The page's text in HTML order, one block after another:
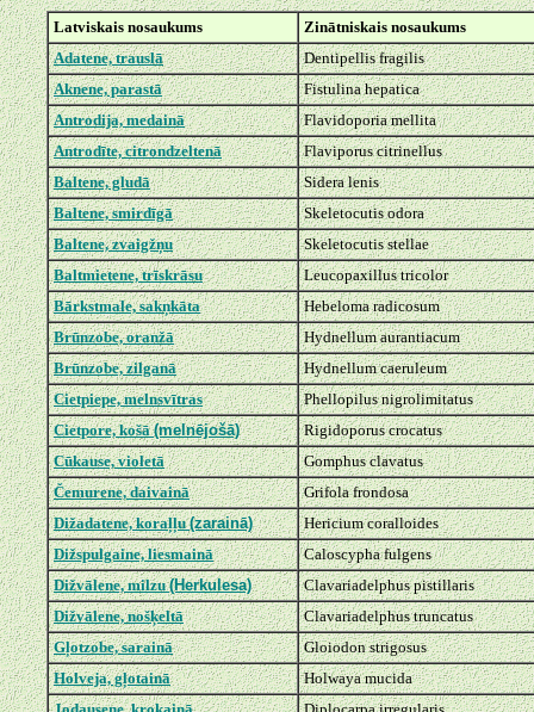
Latviskais nosaukums
Zinātniskais nosaukums
Adatene, trauslā
Dentipellis fragilis
Aknene, parastā
Fistulina hepatica
Antrodija, medainā
Flavidoporia mellita
Antrodīte, citrondzeltenā
Flaviporus citrinellus
Baltene, gludā
Sidera lenis
Baltene, smirdīgā
Skeletocutis odora
Baltene, zvaigžņu
Skeletocutis stellae
Baltmietene, trīskrāsu
Leucopaxillus tricolor
Bārkstmale, sakņkāta
Hebeloma radicosum
Brūnzobe, oranžā
Hydnellum aurantiacum
Brūnzobe, zilganā
Hydnellum caeruleum
Cietpiepe, melnsvītras
Phellopilus nigrolimitatus
Cietpore, košā(melnējošā)
Rigidoporus crocatus
Cūkause, violetā
Gomphus clavatus
Čemurene, daivainā
Grifola frondosa
Dižadatene, koraļļu(zarainā)
Hericium coralloides
Dižspulgaine, liesmainā
Caloscypha fulgens
Dižvālene, milzu(Herkulesa)
Clavariadelphus pistillaris
Dižvālene, nošķeltā
Clavariadelphus truncatus
Gļotzobe, sarainā
Gloiodon strigosus
Holveja, gļotainā
Holwaya mucida